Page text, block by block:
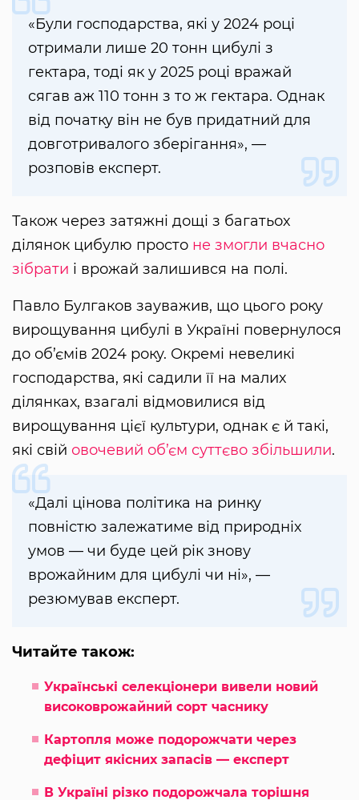
«Були господарства, які у 2024 році
отримали лише 20 тонн цибулі з
гектара, тоді як у 2025 році вражай
сягав аж 110 тонн з то ж гектара. Однак
від початку він не був придатний для
довготривалого зберігання», —
розповів експерт.
Також через затяжні дощі з багатьох
ділянок цибулю просто не змогли вчасно
зібрати і врожай залишився на полі.
Павло Булгаков зауважив, що цього року
вирощування цибулі в Україні повернулося
до об’ємів 2024 року. Окремі невеликі
господарства, які садили її на малих
ділянках, взагалі відмовилися від
вирощування цієї культури, однак є й такі,
які свій овочевий об’єм суттєво збільшили.
«Далі цінова політика на ринку
повністю залежатиме від природніх
умов — чи буде цей рік знову
врожайним для цибулі чи ні», —
резюмував експерт.
Читайте також:
Українські селекціонери вивели новий
високоврожайний сорт часнику
Картопля може подорожчати через
дефіцит якісних запасів — експерт
В Україні різко подорожчала торішня